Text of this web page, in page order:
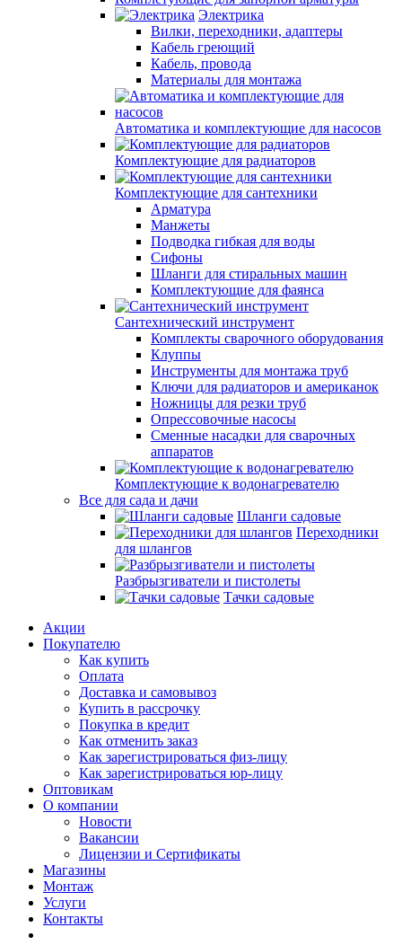
Электрика
Вилки, переходники, адаптеры
Кабель греющий
Кабель, провода
Материалы для монтажа
Автоматика и комплектующие для насосов
Комплектующие для радиаторов
Комплектующие для сантехники
Арматура
Манжеты
Подводка гибкая для воды
Сифоны
Шланги для стиральных машин
Комплектующие для фаянса
Сантехнический инструмент
Комплекты сварочного оборудования
Клуппы
Инструменты для монтажа труб
Ключи для радиаторов и американок
Ножницы для резки труб
Опрессовочные насосы
Сменные насадки для сварочных
аппаратов
Комплектующие к водонагревателю
Все для сада и дачи
Шланги садовые
Переходники
для шлангов
Разбрызгиватели и пистолеты
Тачки садовые
Акции
Покупателю
Как купить
Оплата
Доставка и самовывоз
Купить в рассрочку
Покупка в кредит
Как отменить заказ
Как зарегистрироваться физ-лицу
Как зарегистрироваться юр-лицу
Оптовикам
О компании
Новости
Вакансии
Лицензии и Сертификаты
Магазины
Монтаж
Услуги
Контакты